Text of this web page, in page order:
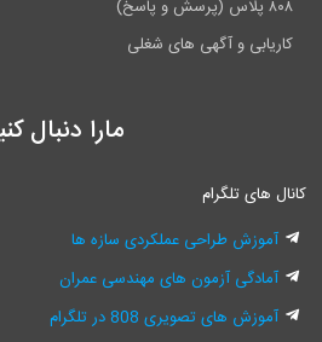
۸۰۸ پلاس (پرسش و پاسخ)
کاریابی و آگهی های شغلی
مارا دنبال
کانال های تلگرام
آموزش طراحی عملکردی سازه ها
آمادگی آزمون های مهندسی عمران
آموزش های تصویری 808 در تلگرام